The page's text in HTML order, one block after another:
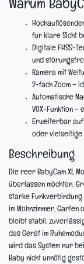
Warum
für klare Sicht
Digitale FHSS-
und
Kamera mit
2-fach Zoom –
Automatische
VOX-Funktion
Erweiterbar auf
oder vielseitige
Beschreibung
Die reer BabyCam XL
überlassen möchten:
starke Funkverbindung
im Wohnzimmer,
bleibt stabil,
das Gerät im
wird das System nur
Baby nicht unnötig